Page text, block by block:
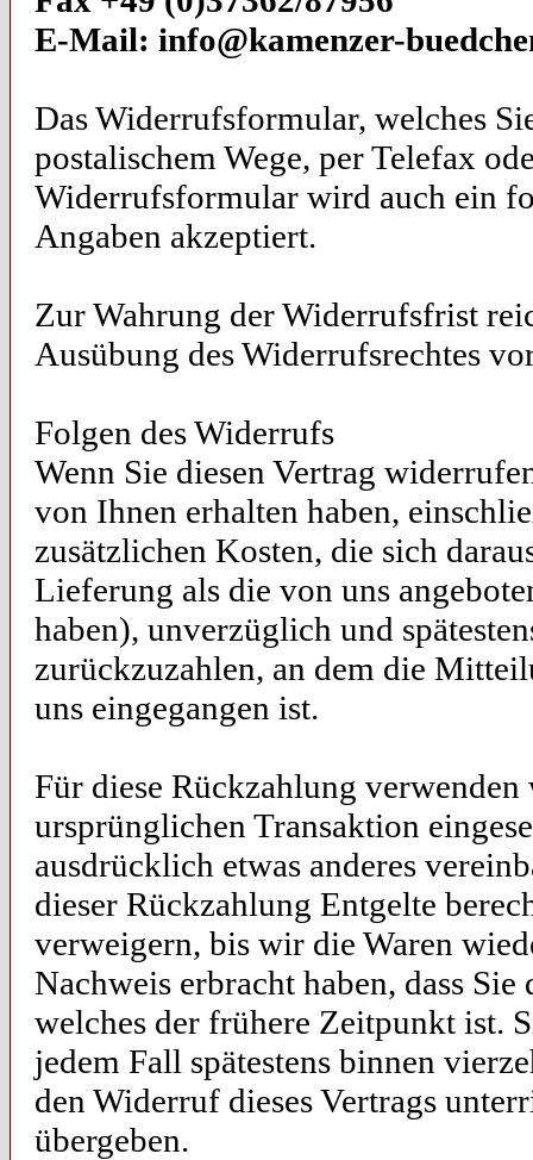
E-Mail: info@kamenzer-
Das Widerrufsformular, welches
postalischem Wege, per Telefax
Widerrufsformular wird auch ein
Angaben akzeptiert.
Zur Wahrung der Widerrufsfrist
Ausübung des Widerrufsrechtes
Folgen des Widerrufs
Wenn Sie diesen Vertrag
von Ihnen erhalten haben,
zusätzlichen Kosten, die sich
Lieferung als die von uns
haben), unverzüglich und
zurückzuzahlen, an dem die
uns eingegangen ist.
Für diese Rückzahlung
ursprünglichen Transaktion
ausdrücklich etwas anderes
dieser Rückzahlung Entgelte
verweigern, bis wir die Waren
Nachweis erbracht haben, dass
welches der frühere Zeitpunkt ist.
jedem Fall spätestens binnen
den Widerruf dieses Vertrags
übergeben.